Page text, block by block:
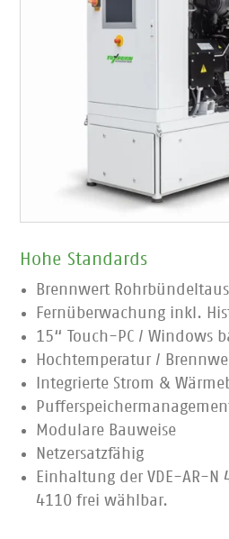
Hohe Standards
Brennwert
Fernüberwachung inkl.
15“ Touch-PC / Windows
Hochtemperatur /
Integrierte Strom &
Modulare Bauweise
Netzersatzfähig
Einhaltung der VDE-AR-N
4110 frei wählbar.